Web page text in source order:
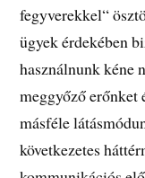
fegyverekkel“
ügyek érdekében
használnunk kéne
meggyőző erőnket
másféle
következetes